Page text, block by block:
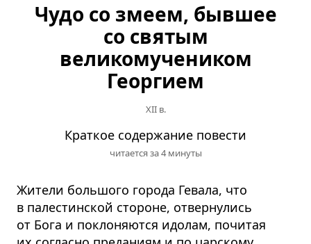
Чудо со змеем, бывшее
со святым
великомучеником
Георгием
XII в.
Краткое содержание повести
читается за 4 минуты
Жители большого города Гевала, что
в палестинской стороне, отвернулись
от Бога и поклоняются идолам, почитая